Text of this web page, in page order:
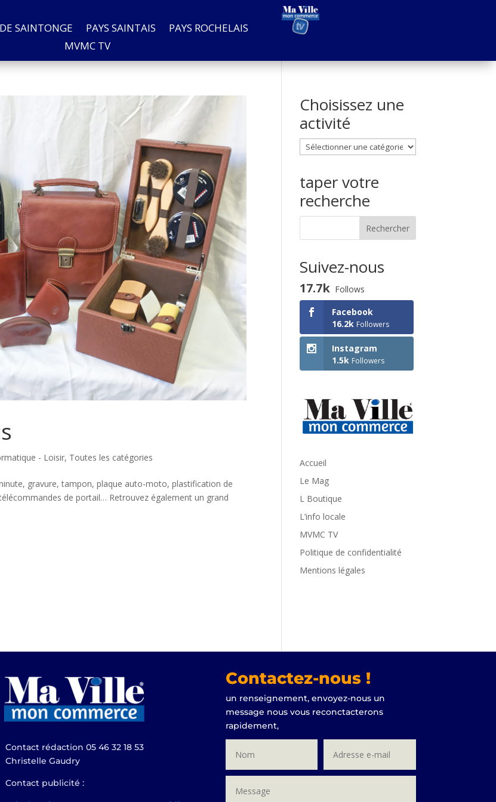
SAINTONGE PAYS SAINTAIS
PAYS ROCHELAIS
MVMC TV
- Loisir, Toutes les catégories
gravure, tampon, plaque auto-moto, plastification de
de portail… Retrouvez également un grand
Choisissez une
activité
Choisissez
une
taper votre
recherche
Suivez-nous
17.7k Follows
Facebook
16.2k Followers
Instagram
1.5k Followers
Accueil
Le Mag
L Boutique
L’info locale
MVMC TV
Politique de confidentialité
Mentions légales
Contact rédaction 05 46 32 18 53
Christelle Gaudry
Contact publicité :
Contactez-nous !
un renseignement, envoyez-nous un
message nous vous reconctacterons
rapidement,